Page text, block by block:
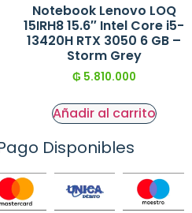
Notebook Lenovo LOQ
15IRH8 15.6″ Intel Core i5-
13420H RTX 3050 6 GB –
Storm Grey
₲ 5.810.000
Añadir al carrito
Disponibles